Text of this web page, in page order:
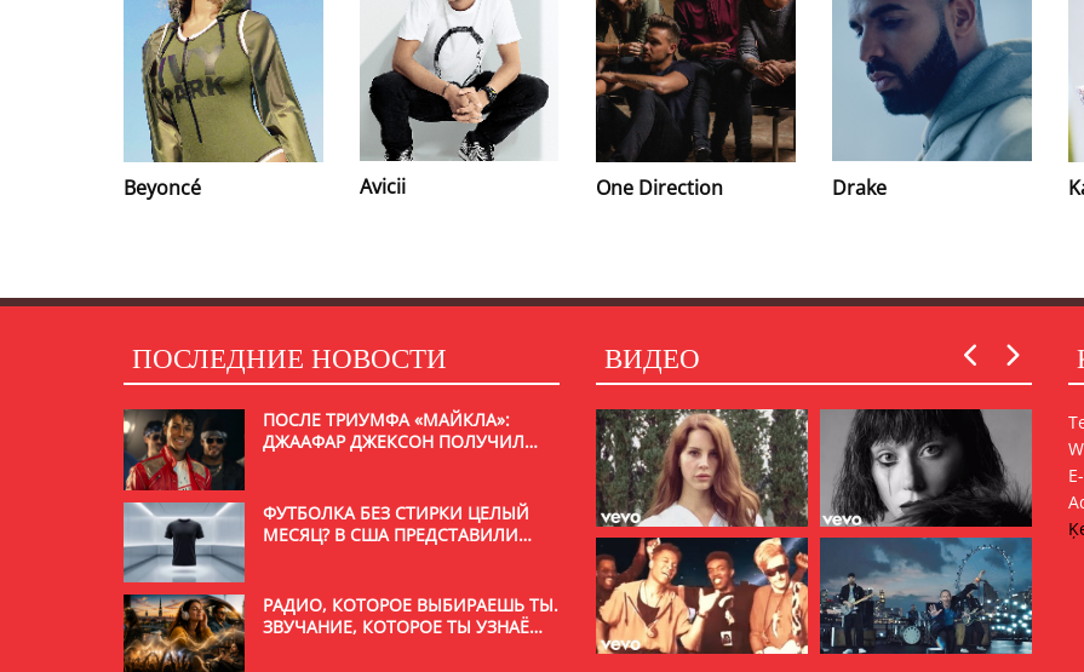
Avicii One Direction Drake Katy Perry
ПОСЛЕДНИЕ НОВОСТИ
ПОСЛЕ ТРИУМФА «МАЙКЛА»:
ДЖААФАР ДЖЕКСОН ПОЛУЧИЛ
ФУТБОЛКА БЕЗ СТИРКИ ЦЕЛЫЙ
МЕСЯЦ? В США ПРЕДСТАВИЛИ
РАДИО, КОТОРОЕ ВЫБИРАЕШЬ ТЫ.
ЗВУЧАНИЕ, КОТОРОЕ ТЫ УЗНАЁШЬ
ВИДЕО